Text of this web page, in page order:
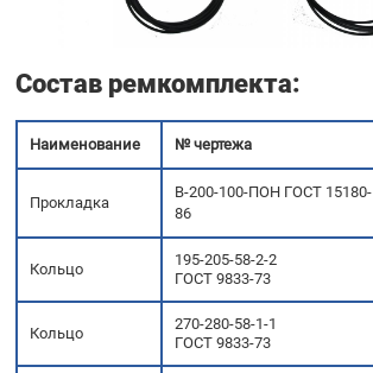
Состав ремкомплекта:
Наименование № чертежа
Прокладка
В-200-100-ПОН ГОСТ 15180-
86
Кольцо
195-205-58-2-2
ГОСТ 9833-73
Кольцо
270-280-58-1-1
ГОСТ 9833-73